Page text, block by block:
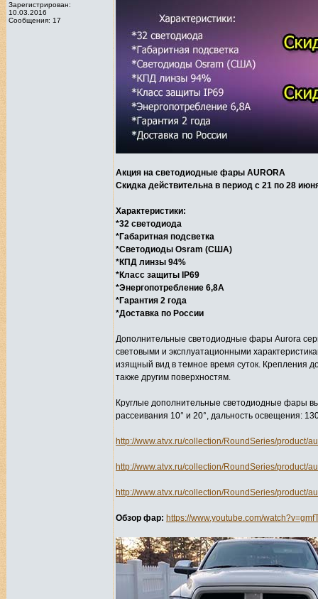
Зарегистрирован:
10.03.2016
Сообщения: 17
Акция на светодиодные фары AURORA
Скидка действительна в период с 21 по 28
Характеристики:
*32 светодиода
*Габаритная подсветка
*Светодиоды Osram (США)
*КПД линзы 94%
*Класс защиты IP69
*Энергопотребление 6,8А
*Гарантия 2 года
*Доставка по России
Дополнительные светодиодные фары Aurora
световыми и эксплуатационными
изящный вид в темное время суток. Крепления
также другим поверхностям.
Круглые дополнительные светодиодные фары
рассеивания 10° и 20°, дальность освещения:
http://www.atvx.ru/collection/RoundSeries/product/
http://www.atvx.ru/collection/RoundSeries/product/
http://www.atvx.ru/collection/RoundSeries/product/
Обзор фар: https://www.youtube.com/